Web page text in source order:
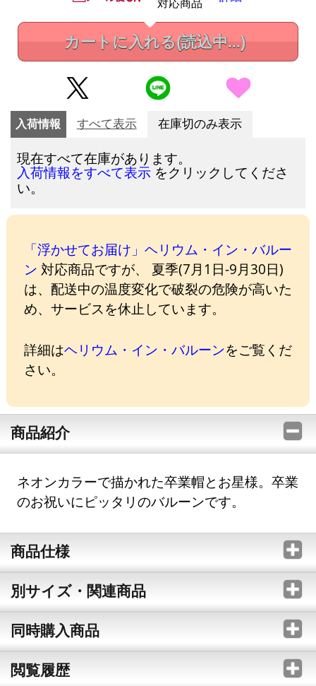
カートに入れる(読込中...)
入荷情報 すべて表示 在庫切のみ表示
現在すべて在庫があります。
入荷情報をすべて表示 をクリックしてくださ
い。
「浮かせてお届け」ヘリウム・イン・バルー
ン 対応商品ですが、 夏季(7月1日-9月30日)
は、配送中の温度変化で破裂の危険が高いた
め、サービスを休止しています。
詳細はヘリウム・イン・バルーンをご覧くだ
さい。
商品紹介
ネオンカラーで描かれた卒業帽とお星様。卒業
のお祝いにピッタリのバルーンです。
商品仕様
別サイズ・関連商品
同時購入商品
閲覧履歴